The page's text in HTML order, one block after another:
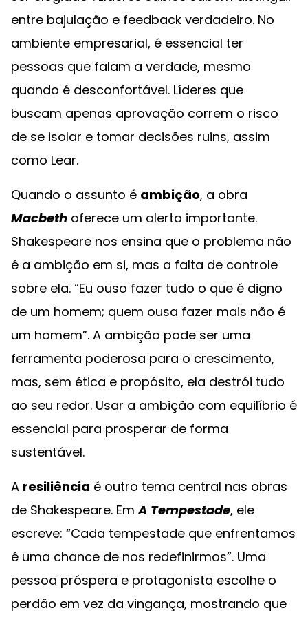
entre bajulação e feedback verdadeiro. No
ambiente empresarial, é essencial ter
pessoas que falam a verdade, mesmo
quando é desconfortável. Líderes que
buscam apenas aprovação correm o risco
de se isolar e tomar decisões ruins, assim
como Lear.
Quando o assunto é ambição, a obra
Macbeth oferece um alerta importante.
Shakespeare nos ensina que o problema não
é a ambição em si, mas a falta de controle
sobre ela. “Eu ouso fazer tudo o que é digno
de um homem; quem ousa fazer mais não é
um homem”. A ambição pode ser uma
ferramenta poderosa para o crescimento,
mas, sem ética e propósito, ela destrói tudo
ao seu redor. Usar a ambição com equilíbrio é
essencial para prosperar de forma
sustentável.
A resiliência é outro tema central nas obras
de Shakespeare. EmA Tempestade, ele
escreve: “Cada tempestade que enfrentamos
é uma chance de nos redefinirmos”. Uma
pessoa próspera e protagonista escolhe o
perdão em vez da vingança, mostrando que